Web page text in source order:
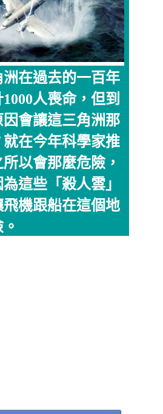
在過去的一百年
人喪命，但到
會讓這三角洲那
在今年科學家推
以會那麼危險，
這些「殺人雲」
機跟船在這個地